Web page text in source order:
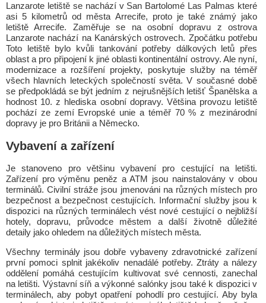
Lanzarote letiště se nachází v San Bartolomé Las Palmas které
asi 5 kilometrů od města Arrecife, proto je také známý jako
letiště Arrecife. Zaměřuje se na osobní dopravu z ostrova
Lanzarote nachází na Kanárských ostrovech. Zpočátku potřebu
Toto letiště bylo kvůli tankování potřeby dálkových letů přes
oblast a pro připojení k jiné oblasti kontinentální ostrovy. Ale nyní,
modernizace a rozšíření projekty, poskytuje služby na téměř
všech hlavních leteckých společností světa. V současné době
se předpokládá se být jedním z nejrušnějších letišť Španělska a
hodnost 10. z hlediska osobní dopravy. Většina provozu letiště
pochází ze zemí Evropské unie a téměř 70 % z mezinárodní
dopravy je pro Británii a Německo.
Vybavení a zařízení
Je stanoveno pro většinu vybavení pro cestující na letišti.
Zařízení pro výměnu peněz a ATM jsou nainstalovány v obou
terminálů. Civilní stráže jsou jmenováni na různých místech pro
bezpečnost a bezpečnost cestujících. Informační služby jsou k
dispozici na různých terminálech vést nové cestující o nejbližší
hotely, dopravu, průvodce městem a další životně důležité
detaily jako ohledem na důležitých místech města.
Všechny terminály jsou dobře vybaveny zdravotnické zařízení
první pomoci splnit jakékoliv nenadálé potřeby. Ztráty a nálezy
oddělení pomáhá cestujícím kultivovat své cennosti, zanechal
na letišti. Výstavní síň a výkonné salónky jsou také k dispozici v
terminálech, aby pobyt opatření pohodlí pro cestující. Aby byla